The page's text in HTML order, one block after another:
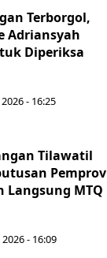
Terborgol,
Adriansyah
Diperiksa
- 16:25
Tilawatil
Pemprov
Langsung MTQ
- 16:09